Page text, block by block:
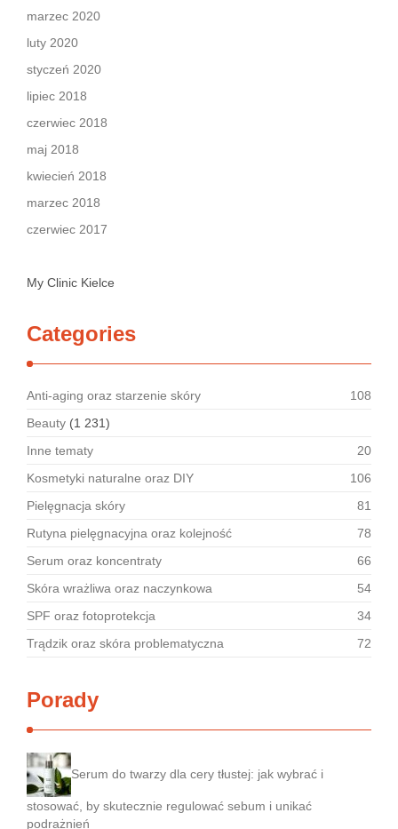
marzec 2020
luty 2020
styczeń 2020
lipiec 2018
czerwiec 2018
maj 2018
kwiecień 2018
marzec 2018
czerwiec 2017
My Clinic Kielce
Categories
Anti-aging oraz starzenie skóry
108
Beauty (1 231)
Inne tematy
20
Kosmetyki naturalne oraz DIY
106
Pielęgnacja skóry
81
Rutyna pielęgnacyjna oraz kolejność
78
Serum oraz koncentraty
66
Skóra wrażliwa oraz naczynkowa
54
SPF oraz fotoprotekcja
34
Trądzik oraz skóra problematyczna
72
Porady
Serum do twarzy dla cery tłustej: jak wybrać i
stosować, by skutecznie regulować sebum i unikać
podrażnień